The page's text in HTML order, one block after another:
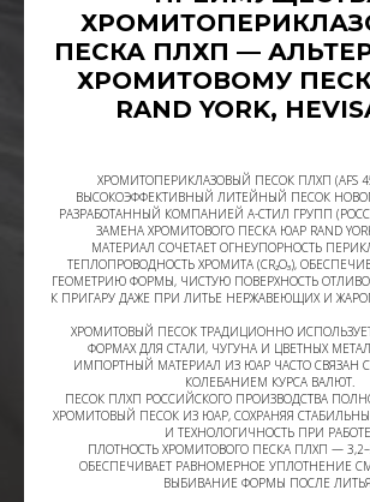
ПЕСКА ПЛХП —
ХРОМИТОВОМУ
RAND YORK,
ХРОМИТОПЕРИКЛАЗОВЫЙ ПЕСОК ПЛХП (AFS
ВЫСОКОЭФФЕКТИВНЫЙ ЛИТЕЙНЫЙ ПЕСОК
РАЗРАБОТАННЫЙ КОМПАНИЕЙ А-СТИЛ ГРУПП
ЗАМЕНА ХРОМИТОВОГО ПЕСКА ЮАР RAND
МАТЕРИАЛ СОЧЕТАЕТ ОГНЕУПОРНОСТЬ
ТЕПЛОПРОВОДНОСТЬ ХРОМИТА (CR₂O₃),
ГЕОМЕТРИЮ ФОРМЫ, ЧИСТУЮ ПОВЕРХНОСТЬ
К ПРИГАРУ ДАЖЕ ПРИ ЛИТЬЕ НЕРЖАВЕЮЩИХ И
ХРОМИТОВЫЙ ПЕСОК ТРАДИЦИОННО
ФОРМАХ ДЛЯ СТАЛИ, ЧУГУНА И ЦВЕТНЫХ
ИМПОРТНЫЙ МАТЕРИАЛ ИЗ ЮАР ЧАСТО СВЯЗАН
КОЛЕБАНИЕМ КУРСА ВАЛЮТ.
ПЕСОК ПЛХП РОССИЙСКОГО ПРОИЗВОДСТВА
ХРОМИТОВЫЙ ПЕСОК ИЗ ЮАР, СОХРАНЯЯ
И ТЕХНОЛОГИЧНОСТЬ ПРИ
ПЛОТНОСТЬ ХРОМИТОВОГО ПЕСКА ПЛХП —
ОБЕСПЕЧИВАЕТ РАВНОМЕРНОЕ УПЛОТНЕНИЕ
ВЫБИВАНИЕ ФОРМЫ ПОСЛЕ